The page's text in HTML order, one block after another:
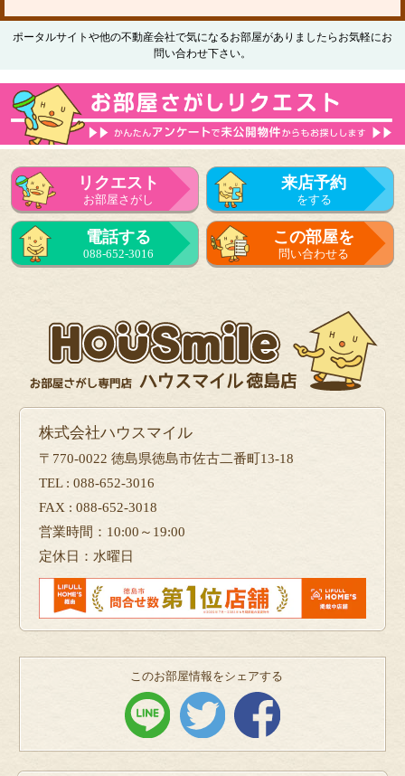
ポータルサイトや他の不動産会社で気になるお部屋がありましたらお気軽にお
問い合わせ下さい。
リクエスト
お部屋さがし
来店予約
をする
電話する
088-652-3016
この部屋を
問い合わせる
株式会社ハウスマイル
〒770-0022 徳島県徳島市佐古二番町13-18
TEL : 088-652-3016
FAX : 088-652-3018
営業時間：10:00～19:00
定休日：水曜日
このお部屋情報をシェアする